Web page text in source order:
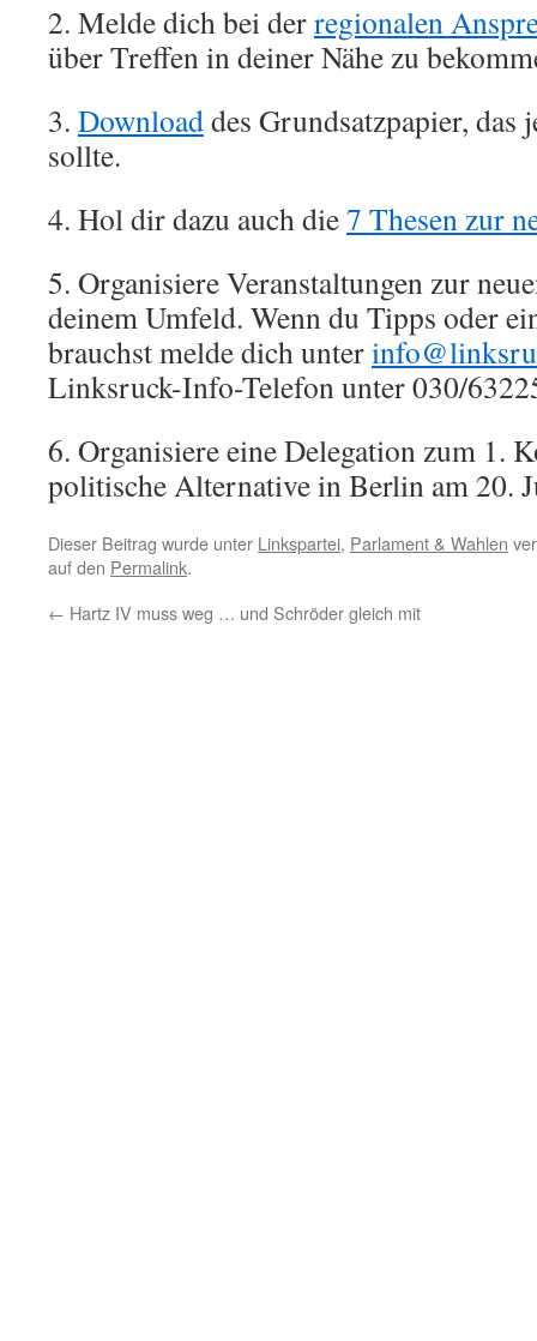
2. Melde dich bei derregionalen
über Treffen in deiner Nähe zu
3. Downloaddes Grundsatzpapier, das
sollte.
4. Hol dir dazu auch die7 Thesen zur
5. Organisiere Veranstaltungen zur
deinem Umfeld. Wenn du Tipps oder
brauchst melde dich unter
Linksruck-Info-Telefon unter 030/
6. Organisiere eine Delegation zum 1.
politische Alternative in Berlin am 20.
Dieser Beitrag wurde unter Linkspartei, Parlament & Wahlen
auf den Permalink.
← Hartz IV muss weg … und Schröder gleich mit